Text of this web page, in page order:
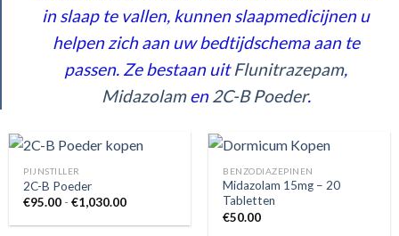
in slaap te vallen, kunnen slaapmedicijnen u
helpen zich aan uw bedtijdschema aan te
passen. Ze bestaan ​​uitFlunitrazepam,
Midazolamen2C-B Poeder.
PIJNSTILLER
2C-B Poeder
€95.00 - €1,030.00Prijsklasse:
tot
BENZODIAZEPINEN
Midazolam 15mg – 20
Tabletten
€50.00